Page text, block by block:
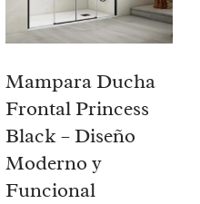
Mampara Ducha
Frontal Princess
Black – Diseño
Moderno y
Funcional